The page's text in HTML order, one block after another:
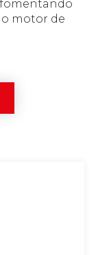
motor de